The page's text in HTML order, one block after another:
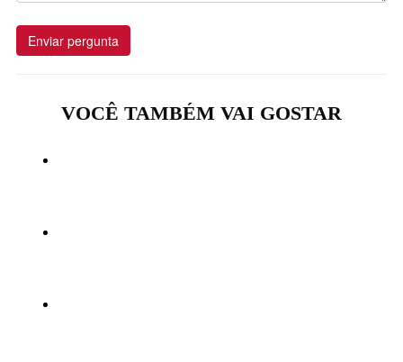
Enviar pergunta
VOCÊ TAMBÉM VAI GOSTAR